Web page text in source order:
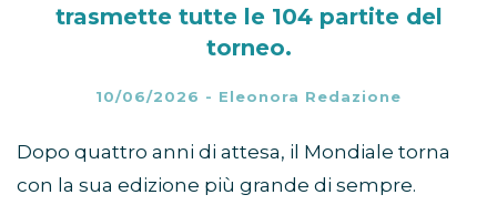
trasmette tutte le 104 partite del
torneo.
10/06/2026 - Eleonora Redazione
Dopo quattro anni di attesa, il Mondiale torna
con la sua edizione più grande di sempre.